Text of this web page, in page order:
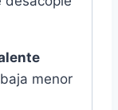
menor